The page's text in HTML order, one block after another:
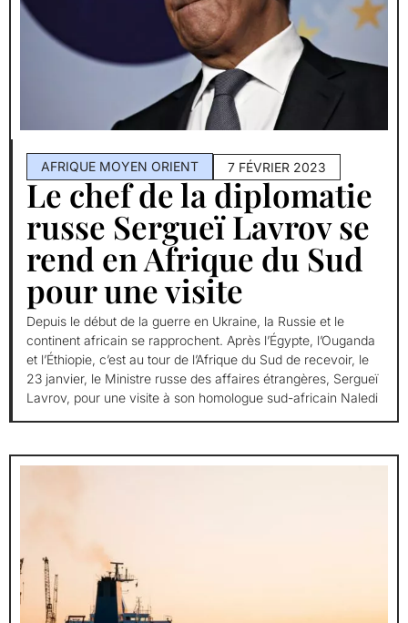
AFRIQUE MOYEN ORIENT 7 FÉVRIER 2023
Le chef de la diplomatie
russe Sergueï Lavrov se
rend en Afrique du Sud
pour une visite
Depuis le début de la guerre en Ukraine, la Russie et le
continent africain se rapprochent. Après l’Égypte, l’Ouganda
et l’Éthiopie, c’est au tour de l’Afrique du Sud de recevoir, le
23 janvier, le Ministre russe des affaires étrangères, Sergueï
Lavrov, pour une visite à son homologue sud-africain Naledi